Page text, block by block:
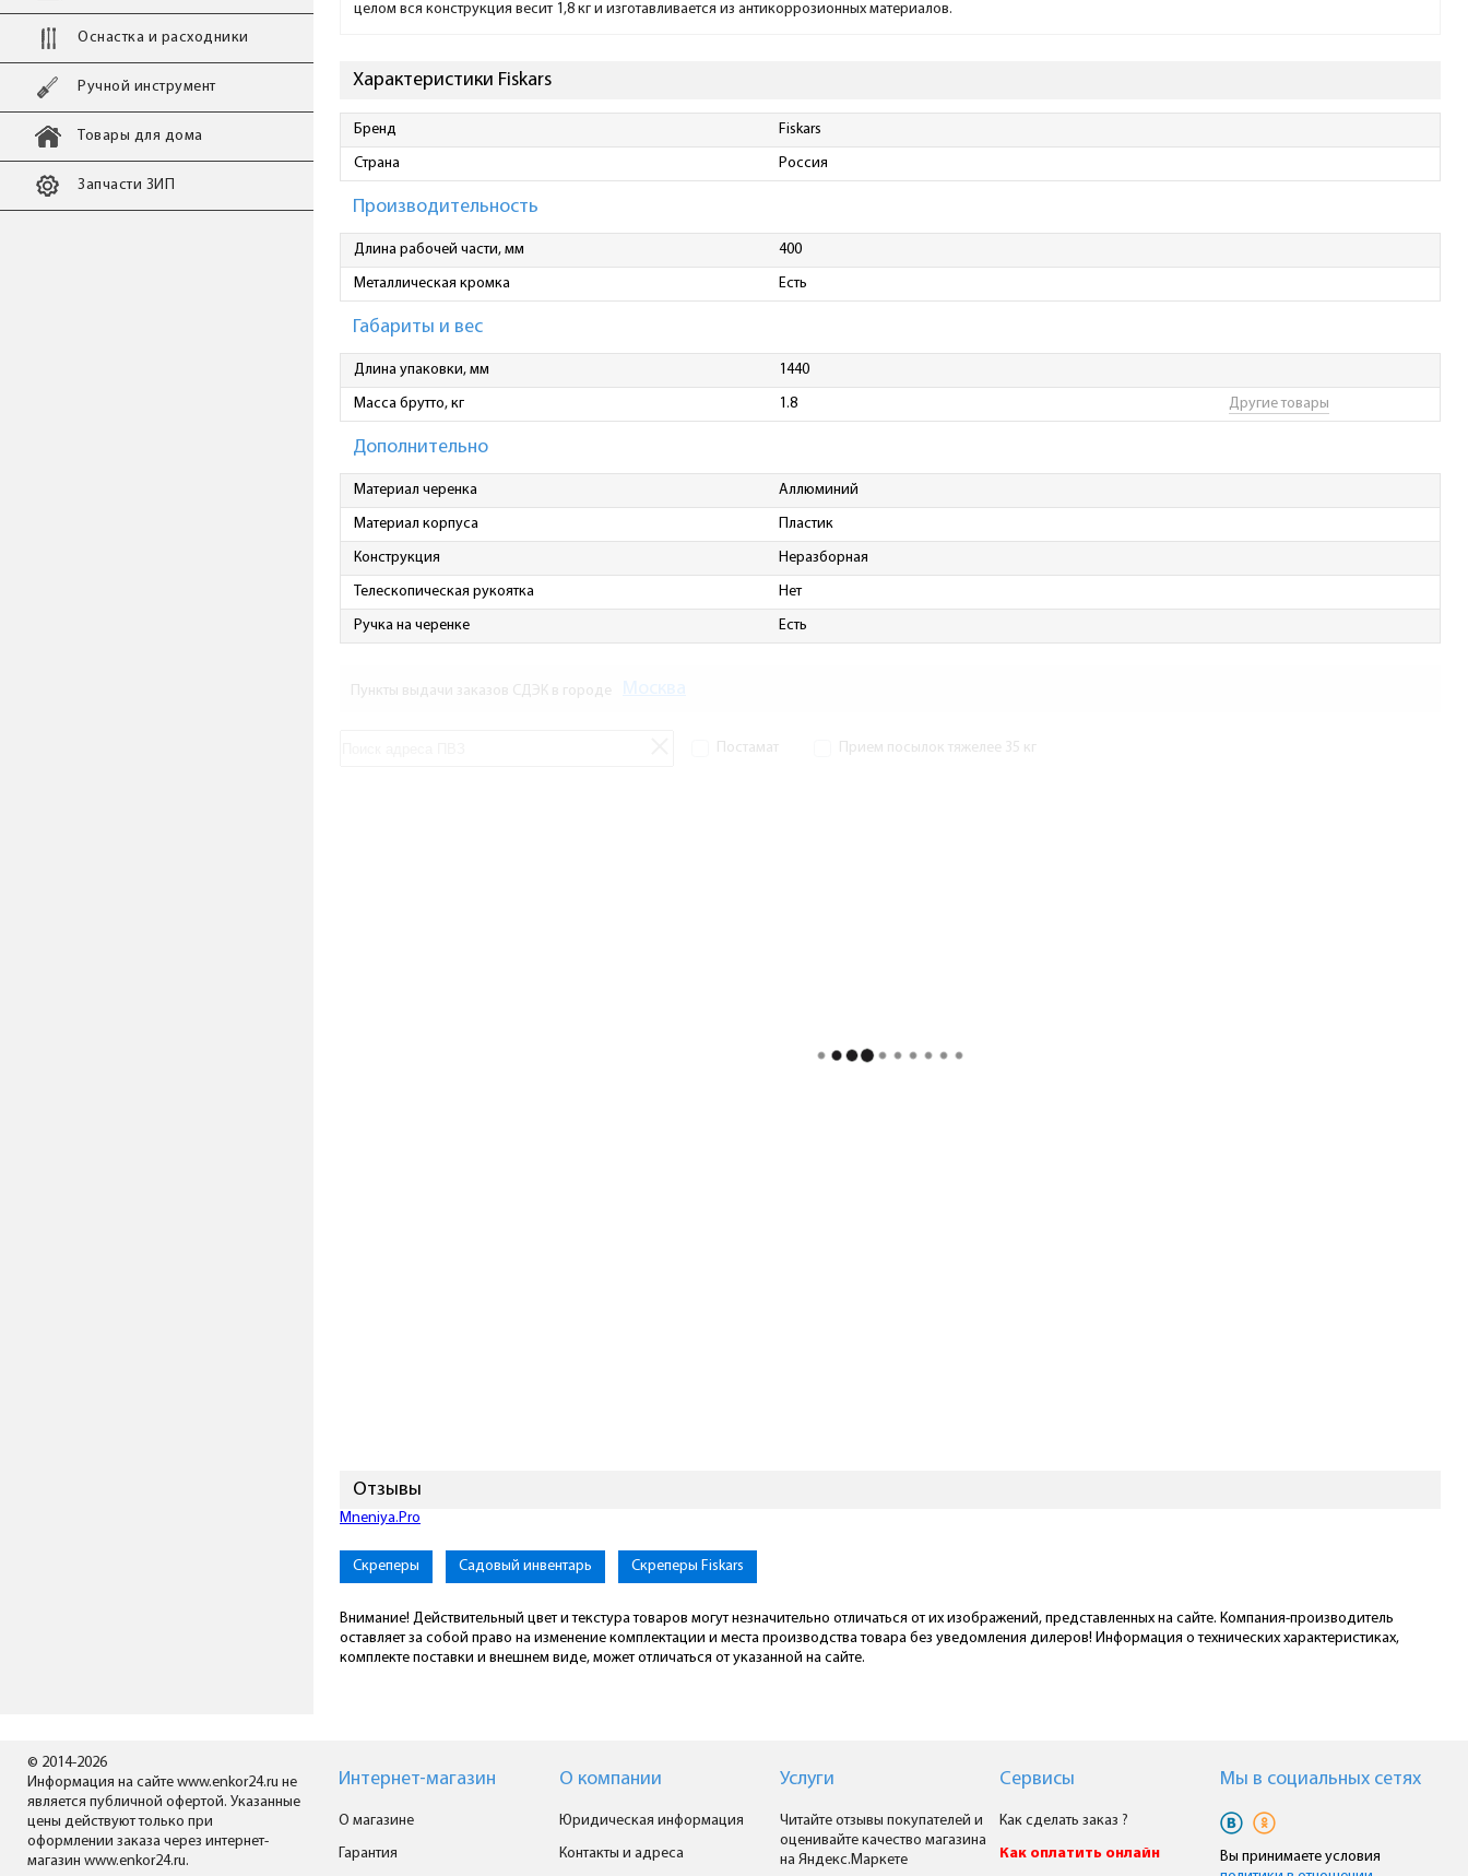
Оснастка и расходники
Ручной инструмент
Товары для дома
Запчасти ЗИП
целом вся конструкция весит 1,8 кг и изготавливается из антикоррозионных материалов.
Характеристики Fiskars
Бренд Fiskars
Страна Россия
Производительность
Длина рабочей части, мм 400
Металлическая кромка Есть
Габариты и вес
Длина упаковки, мм 1440
Масса брутто, кг 1.8 Другие товары
Дополнительно
Материал черенка Аллюминий
Материал корпуса Пластик
Конструкция Неразборная
Телескопическая рукоятка Нет
Ручка на черенке Есть
Пункты выдачи заказов СДЭК в городе
Постамат Прием посылок тяжелее 35 кг
Отзывы
Mneniya.Pro
Скреперы Садовый инвентарь Скреперы Fiskars
Внимание! Действительный цвет и текстура товаров могут незначительно отличаться от их изображений, представленных на сайте. Компания-производитель
оставляет за собой право на изменение комплектации и места производства товара без уведомления дилеров! Информация о технических характеристиках,
комплекте поставки и внешнем виде, может отличаться от указанной на сайте.
© 2014-2026
Информация на сайте www.enkor24.ru не
является публичной офертой. Указанные
цены действуют только при
оформлении заказа через интернет-
магазин www.enkor24.ru.
Интернет-магазин
О магазине
Гарантия
О компании
Юридическая информация
Контакты и адреса
Услуги
Читайте отзывы покупателей и
оценивайте качество магазина
на Яндекс.Маркете
Сервисы
Как сделать заказ ?
Как оплатить онлайн
Мы в cоциальных сетях
Вы принимаете условия